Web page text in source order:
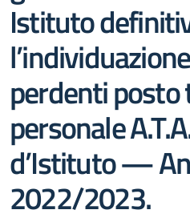
Istituto
perdenti posto
personale
d’Istituto —
2022/2023.